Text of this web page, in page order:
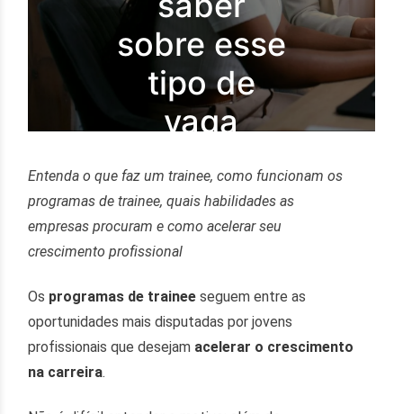
sobre esse
tipo de
vaga
Entenda o que faz um trainee, como funcionam os
programas de trainee, quais habilidades as
empresas procuram e como acelerar seu
crescimento profissional
Os programas de trainee seguem entre as
oportunidades mais disputadas por jovens
profissionais que desejam acelerar o crescimento
na carreira.